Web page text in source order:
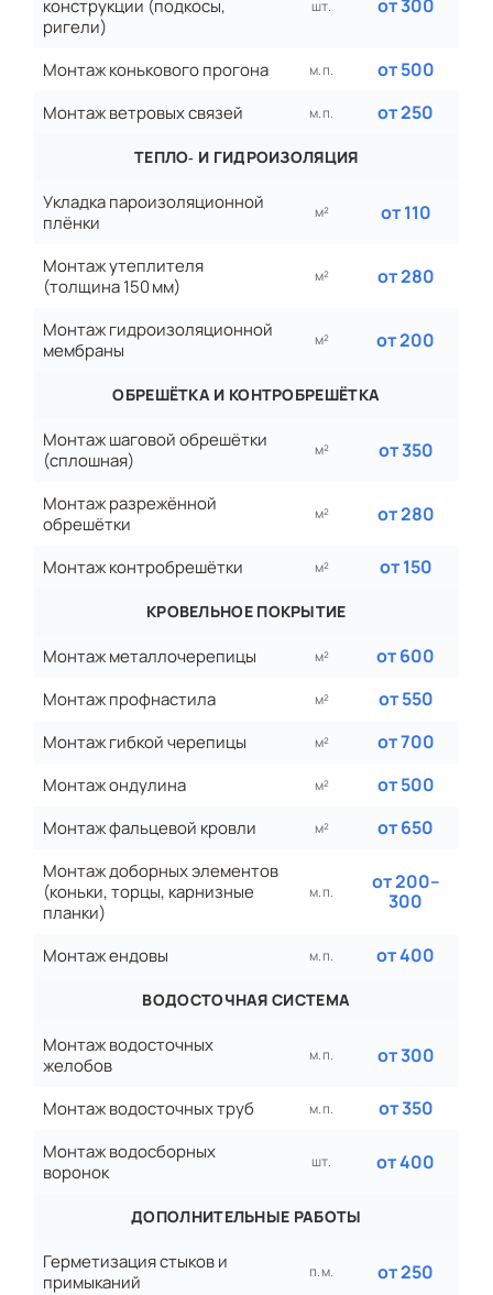
конструкции (подкосы,
ригели)
шт. от 300
Монтаж конькового прогона м. п. от 500
Монтаж ветровых связей м. п. от 250
ТЕПЛО‑ И ГИДРОИЗОЛЯЦИЯ
Укладка пароизоляционной
плёнки
м² от 110
Монтаж утеплителя
(толщина 150 мм)
м² от 280
Монтаж гидроизоляционной
мембраны
м² от 200
ОБРЕШЁТКА И КОНТРОБРЕШЁТКА
Монтаж шаговой обрешётки
(сплошная)
м² от 350
Монтаж разрежённой
обрешётки
м² от 280
Монтаж контробрешётки м² от 150
КРОВЕЛЬНОЕ ПОКРЫТИЕ
Монтаж металлочерепицы м² от 600
Монтаж профнастила м² от 550
Монтаж гибкой черепицы м² от 700
Монтаж ондулина м² от 500
Монтаж фальцевой кровли м² от 650
Монтаж доборных элементов
(коньки, торцы, карнизные
планки)
м. п.
от 200–
300
Монтаж ендовы м. п. от 400
ВОДОСТОЧНАЯ СИСТЕМА
Монтаж водосточных
желобов
м. п. от 300
Монтаж водосточных труб м. п. от 350
Монтаж водосборных
воронок
шт. от 400
ДОПОЛНИТЕЛЬНЫЕ РАБОТЫ
Герметизация стыков и
примыканий
п. м. от 250